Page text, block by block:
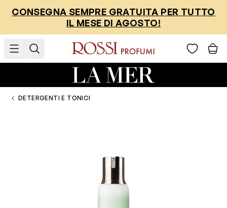
CONSEGNA SEMPRE GRATUITA PER TUTTO
IL MESE DI AGOSTO!
DETERGENTI E TONICI